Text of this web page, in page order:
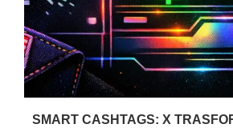
SMART CASHTAGS: X